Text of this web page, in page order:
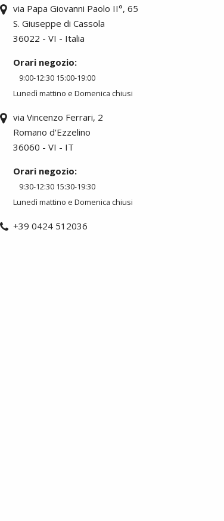
via Papa Giovanni Paolo II°, 65
S. Giuseppe di Cassola
36022 - VI - Italia
Orari negozio:
9:00-12:30 15:00-19:00
Lunedì mattino e Domenica chiusi
via Vincenzo Ferrari, 2
Romano d'Ezzelino
36060 - VI - IT
Orari negozio:
9:30-12:30 15:30-19:30
Lunedì mattino e Domenica chiusi
+39 0424 512036